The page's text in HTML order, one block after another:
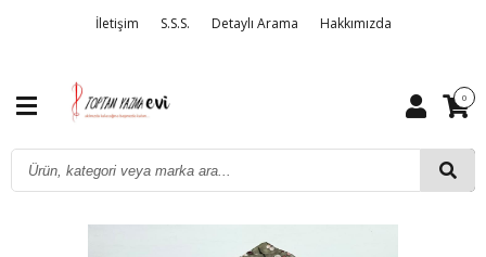
İletişim S.S.S. Detaylı Arama Hakkımızda
0